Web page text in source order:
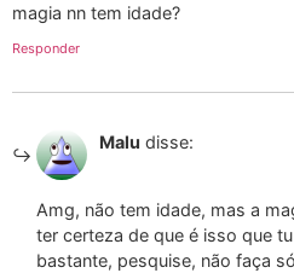
magia nn tem idade?
Responder
Malu disse:
Amg, não tem idade, mas a
ter certeza de que é isso que
bastante, pesquise, não faça